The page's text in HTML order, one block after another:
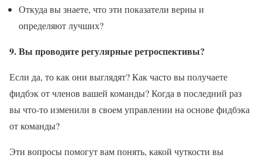
Откуда вы знаете, что эти показатели верны и
определяют лучших?
9. Вы проводите регулярные ретроспективы?
Если да, то как они выглядят? Как часто вы получаете
фидбэк от членов вашей команды? Когда в последний раз
вы что-то изменили в своем управлении на основе фидбэка
от команды?
Эти вопросы помогут вам понять, какой чуткости вы